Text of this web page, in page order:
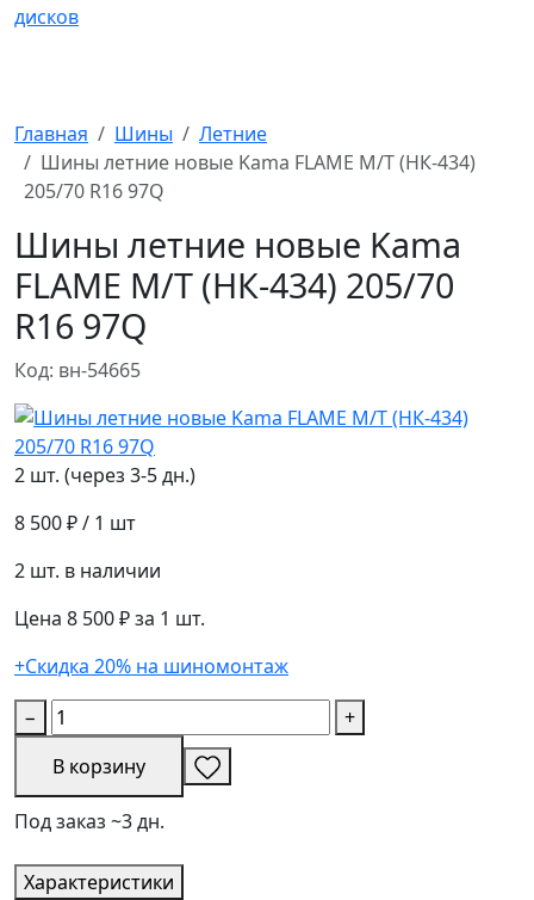
Главная Шины
Летние
Шины летние новые Kama FLAME M/T (НК-434)
205/70 R16 97Q
Шины летние новые Kama
FLAME M/T (НК-434) 205/70
R16 97Q
Код: вн-54665
2 шт. (через 3-5 дн.)
8 500 ₽/ 1 шт
2 шт. в наличии
Цена 8 500 ₽ за 1 шт.
+Скидка 20% на шиномонтаж
−
+
В корзину
Под заказ ~3 дн.
Характеристики